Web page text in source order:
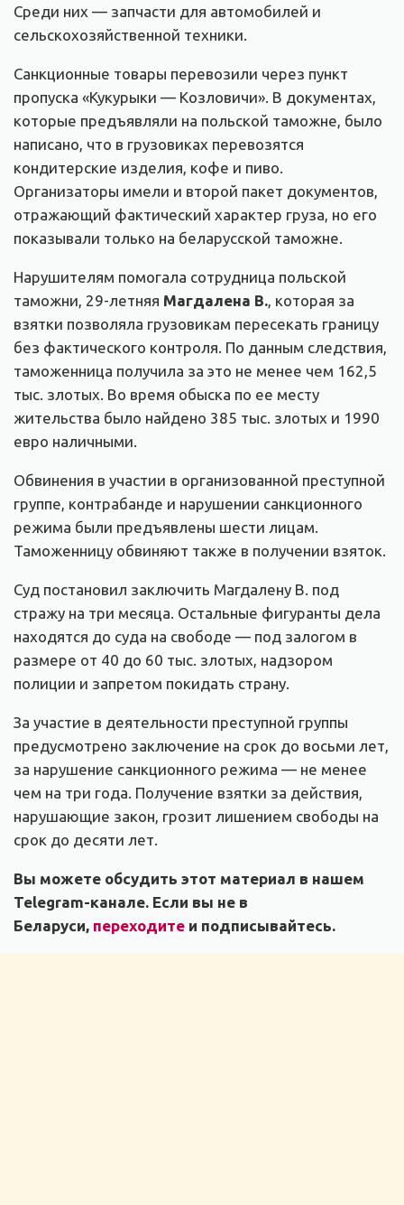
Среди них — запчасти для автомобилей и
сельскохозяйственной техники.
Санкционные товары перевозили через пункт
пропуска «Кукурыки — Козловичи». В документах,
которые предъявляли на польской таможне, было
написано, что в грузовиках перевозятся
кондитерские изделия, кофе и пиво.
Организаторы имели и второй пакет документов,
отражающий фактический характер груза, но его
показывали только на беларусской таможне.
Нарушителям помогала сотрудница польской
таможни, 29-летняя Магдалена В. , которая за
взятки позволяла грузовикам пересекать границу
без фактического контроля. По данным следствия,
таможенница получила за это не менее чем 162,5
тыс. злотых. Во время обыска по ее месту
жительства было найдено 385 тыс. злотых и 1990
евро наличными.
Обвинения в участии в организованной преступной
группе, контрабанде и нарушении санкционного
режима были предъявлены шести лицам.
Таможенницу обвиняют также в получении взяток.
Суд постановил заключить Магдалену В. под
стражу на три месяца. Остальные фигуранты дела
находятся до суда на свободе — под залогом в
размере от 40 до 60 тыс. злотых, надзором
полиции и запретом покидать страну.
За участие в деятельности преступной группы
предусмотрено заключение на срок до восьми лет,
за нарушение санкционного режима — не менее
чем на три года. Получение взятки за действия,
нарушающие закон, грозит лишением свободы на
срок до десяти лет.
Вы можете обсудить этот материал в нашем
Telegram-канале. Если вы не в
Беларуси, переходите и подписывайтесь.